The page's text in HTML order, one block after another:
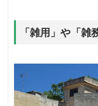
「雑用」や「雑